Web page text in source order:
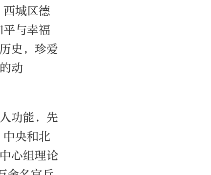
城区德
与幸福
史，珍爱
动
功能，先
央和北
心组理论